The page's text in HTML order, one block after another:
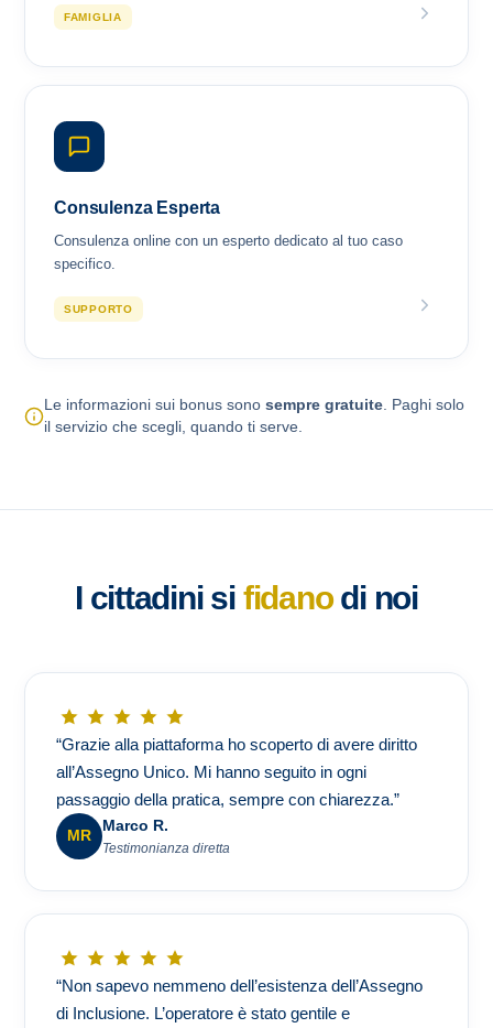
FAMIGLIA
Consulenza Esperta
Consulenza online con un esperto dedicato al tuo caso
specifico.
SUPPORTO
Le informazioni sui bonus sono sempre gratuite. Paghi solo
il servizio che scegli, quando ti serve.
I cittadini si fidanodi noi
“Grazie alla piattaforma ho scoperto di avere diritto
all’Assegno Unico. Mi hanno seguito in ogni
passaggio della pratica, sempre con chiarezza.”
MR
Marco R.
Testimonianza diretta
“Non sapevo nemmeno dell’esistenza dell’Assegno
di Inclusione. L’operatore è stato gentile e